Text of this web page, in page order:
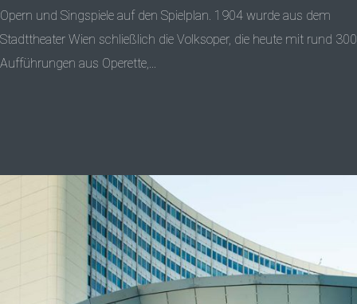
Opern und Singspiele auf den Spielplan. 1904 wurde aus dem
Stadttheater Wien schließlich die Volksoper, die heute mit rund 300
Aufführungen aus Operette,...